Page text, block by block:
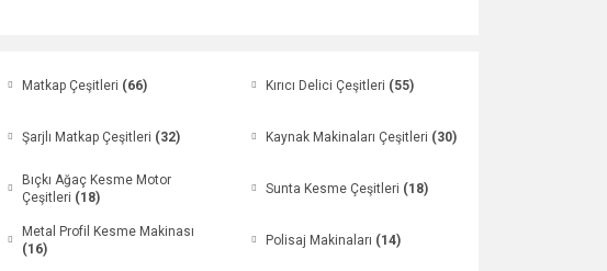
Matkap Çeşitleri (66) Kırıcı Delici Çeşitleri (55)
Şarjlı Matkap Çeşitleri (32) Kaynak Makinaları Çeşitleri (30)
Bıçkı Ağaç Kesme Motor
Çeşitleri (18)
Sunta Kesme Çeşitleri (18)
Metal Profil Kesme Makinası
(16)
Polisaj Makinaları (14)